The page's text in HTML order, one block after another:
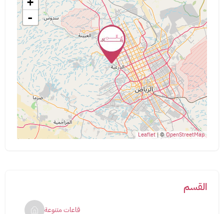
-
Leaflet| ©OpenStreetMap
القسم
قاعات متنوعة